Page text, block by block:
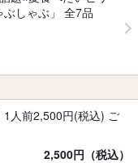
しゃぶ」 全7品
1人前2,500円(税込) ご
2,500円（税込）